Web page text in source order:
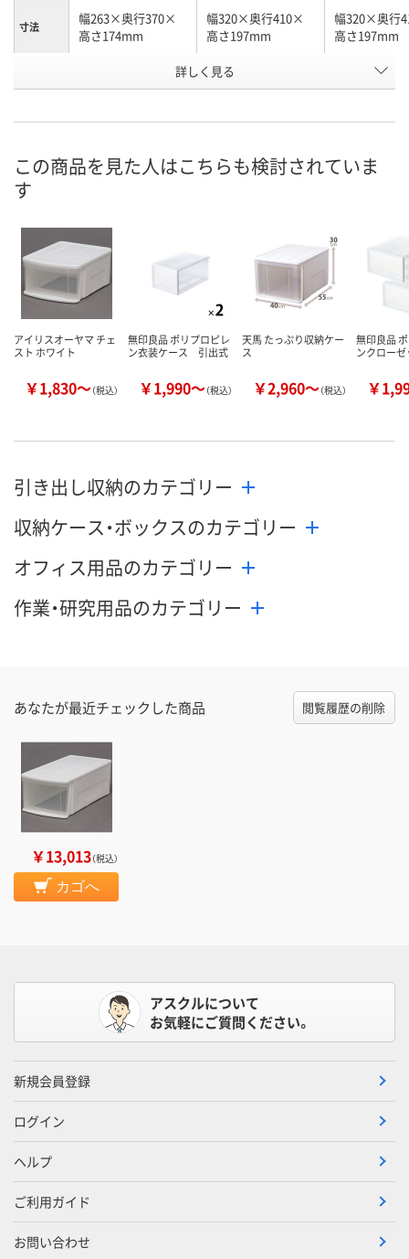
寸法
幅263×奥行370×
高さ174mm
幅320×奥行410×
高さ197mm
幅320×奥行
高さ197mm
ホワイト・クリア ホワイト・ク
号
お届け日
カゴへ
数量
カ
詳しく見る
この商品を見た人はこちらも検討されていま
す
アイリスオーヤマ チェ
スト ホワイト
￥1,830～（税込）
無印良品 ポリプロピレ
ン衣装ケース 引出式
￥1,990～（税込）
天馬 たっぷり収納ケー
ス
￥2,960～（税込）
無印良品
ンクロー
￥
引き出し収納のカテゴリー
収納ケース・ボックスのカテゴリー
オフィス用品のカテゴリー
作業・研究用品のカテゴリー
あなたが最近チェックした商品 閲覧履歴の削除
￥13,013（税込）
カゴへ
アスクルについて
お気軽にご質問ください。
新規会員登録
ログイン
ヘルプ
ご利用ガイド
お問い合わせ